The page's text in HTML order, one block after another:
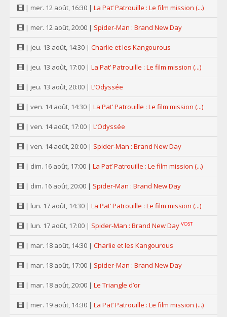
| mer. 12 août, 16:30 | La Pat’ Patrouille : Le film mission (...)
| mer. 12 août, 20:00 | Spider-Man : Brand New Day
| jeu. 13 août, 14:30 | Charlie et les Kangourous
| jeu. 13 août, 17:00 | La Pat’ Patrouille : Le film mission (...)
| jeu. 13 août, 20:00 | L’Odyssée
| ven. 14 août, 14:30 | La Pat’ Patrouille : Le film mission (...)
| ven. 14 août, 17:00 | L’Odyssée
| ven. 14 août, 20:00 | Spider-Man : Brand New Day
| dim. 16 août, 17:00 | La Pat’ Patrouille : Le film mission (...)
| dim. 16 août, 20:00 | Spider-Man : Brand New Day
| lun. 17 août, 14:30 | La Pat’ Patrouille : Le film mission (...)
| lun. 17 août, 17:00 | Spider-Man : Brand New Day VOST
| mar. 18 août, 14:30 | Charlie et les Kangourous
| mar. 18 août, 17:00 | Spider-Man : Brand New Day
| mar. 18 août, 20:00 | Le Triangle d’or
| mer. 19 août, 14:30 | La Pat’ Patrouille : Le film mission (...)